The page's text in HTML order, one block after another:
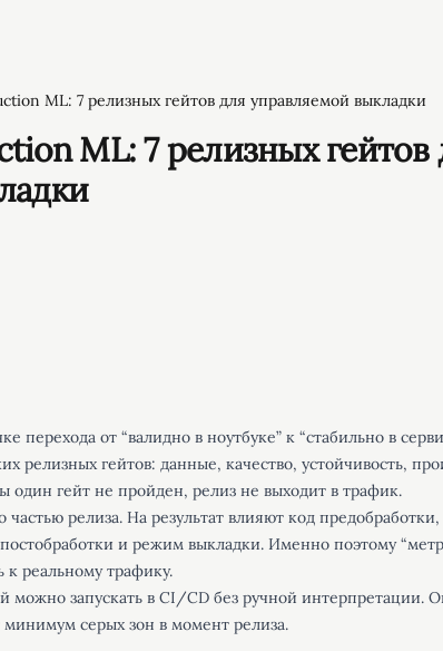
ML: 7 релизных гейтов для управляемой выкладки
ML: 7 релизных гейтов
перехода от “валидно в ноутбуке” к “стабильно в
релизных гейтов: данные, качество, устойчивость,
один гейт не пройден, релиз не выходит в трафик.
релиза. На результат влияют код
и режим выкладки. Именно поэтому
к реальному трафику.
можно запускать в CI/CD без ручной интерпретации.
серых зон в момент релиза.